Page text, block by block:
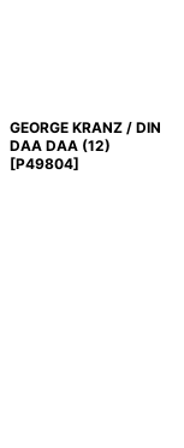
GEORGE KRANZ / DIN
DAA DAA (12)
[P49804]